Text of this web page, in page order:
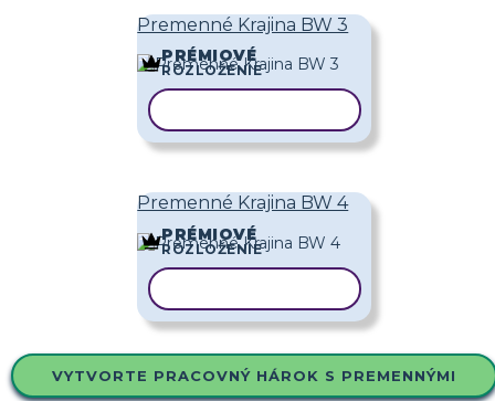
Premenné Krajina BW 3
PRÉMIOVÉ
ROZLOŽENIE
Premenné Krajina BW 4
PRÉMIOVÉ
ROZLOŽENIE
VYTVORTE PRACOVNÝ HÁROK S PREMENNÝMI